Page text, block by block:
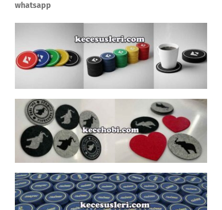
whatsapp